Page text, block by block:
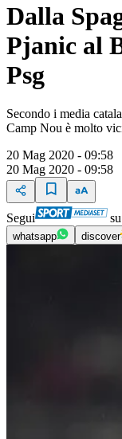
Dalla
Pjanic al
Psg
Secondo i media
Camp Nou è molto
20 Mag 2020 - 09:58
20 Mag 2020 - 09:58
Segui su
whatsapp discover